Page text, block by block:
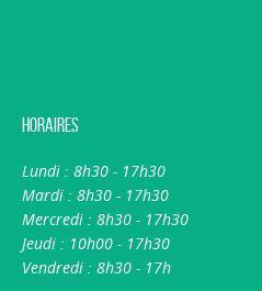
Horaires
Lundi : 8h30 - 17h30
Mardi : 8h30 - 17h30
Mercredi : 8h30 - 17h30
Jeudi : 10h00 - 17h30
Vendredi : 8h30 - 17h